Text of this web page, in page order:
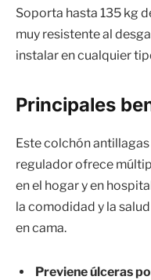
Soporta hasta 135 kg
muy resistente al
instalar en cualquier
Principales
Este colchón
regulador ofrece
en el hogar y en
la comodidad y la
en cama.
Previene úlceras